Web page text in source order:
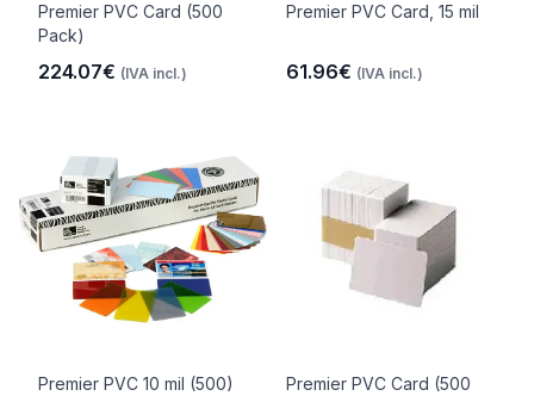
Premier PVC Card (500
Pack)
224.07€ (IVA incl.)
Premier PVC Card, 15 mil
61.96€ (IVA incl.)
Premier PVC 10 mil (500)
Premier PVC Card (500